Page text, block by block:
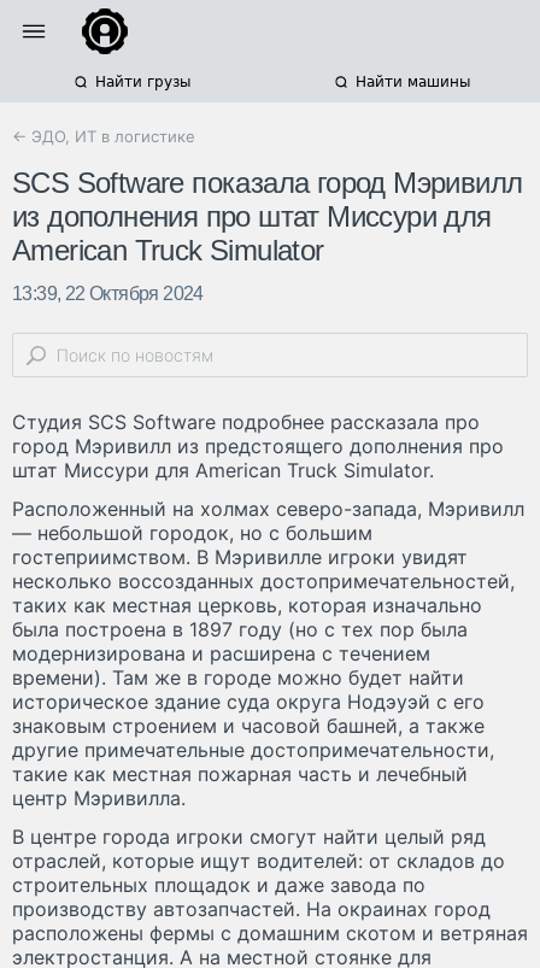
Найти грузы Найти машины
← ЭДО, ИТ в логистике
SCS Software показала город Мэривилл
из дополнения про штат Миссури для
American Truck Simulator
13:39, 22 Октября 2024
Студия SCS Software подробнее рассказала про
город Мэривилл из предстоящего дополнения про
штат Миссури для American Truck Simulator.
Расположенный на холмах северо-запада, Мэривилл
— небольшой городок, но с большим
гостеприимством. В Мэривилле игроки увидят
несколько воссозданных достопримечательностей,
таких как местная церковь, которая изначально
была построена в 1897 году (но с тех пор была
модернизирована и расширена с течением
времени). Там же в городе можно будет найти
историческое здание суда округа Нодэуэй с его
знаковым строением и часовой башней, а также
другие примечательные достопримечательности,
такие как местная пожарная часть и лечебный
центр Мэривилла.
В центре города игроки смогут найти целый ряд
отраслей, которые ищут водителей: от складов до
строительных площадок и даже завода по
производству автозапчастей. На окраинах город
расположены фермы с домашним скотом и ветряная
электростанция. А на местной стоянке для